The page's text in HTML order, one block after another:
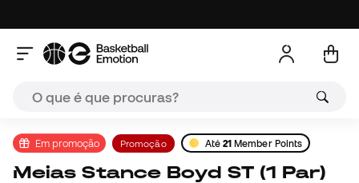
Em promoção Promoção Até 21 Member Points
Meias Stance Boyd ST (1 Par)